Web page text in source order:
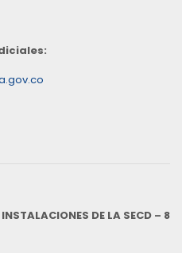
DE LA SECD – 8